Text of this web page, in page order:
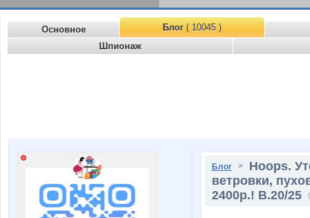
Основное Блог( 10045 )
Шпионаж
Блог > Hoops.
ветровки,
2400р.! В.20/25